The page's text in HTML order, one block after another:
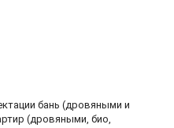
бань (дровяными и
(дровяными, био,